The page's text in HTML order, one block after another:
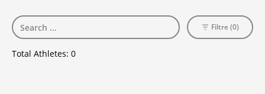
Total Athletes: 0
Filtre (0)